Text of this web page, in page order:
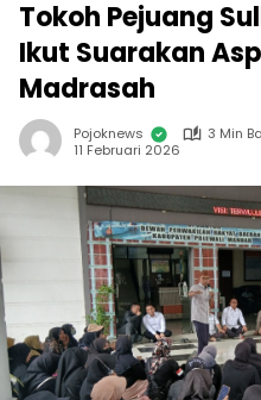
Tokoh Pejuang
Ikut Suarakan
Madrasah
Pojoknews
3 Min
11 Februari 2026